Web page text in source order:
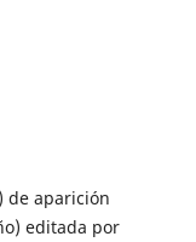
de aparición
editada por